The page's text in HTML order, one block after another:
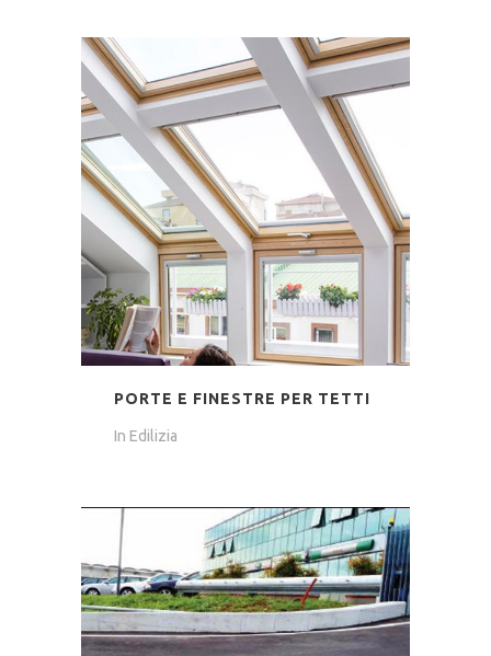
PORTE E FINESTRE PER TETTI
In Edilizia